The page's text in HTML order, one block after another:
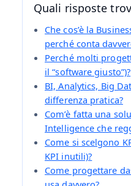
Quali risposte
Che cos’è la
perché conta
Perché molti
il “software giusto”)?
BI, Analytics, Big
differenza pratica?
Com’è fatta una
Intelligence che
Come si scelgono
KPI inutili)?
Come progettare